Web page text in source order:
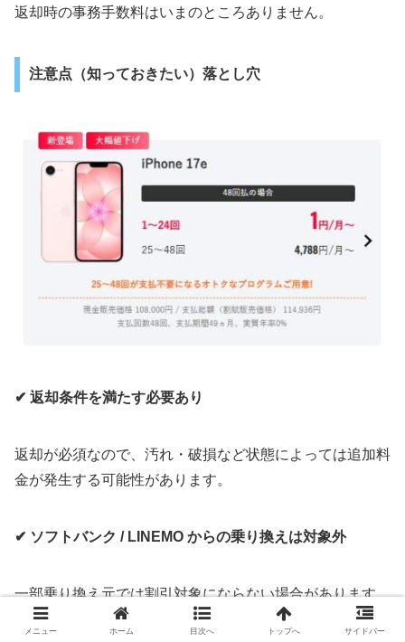
返却時の事務手数料はいまのところありません。
注意点（知っておきたい）落とし穴
✔ 返却条件を満たす必要あり
返却が必須なので、汚れ・破損など状態によっては追加料
金が発生する可能性があります。
✔ ソフトバンク / LINEMO からの乗り換えは対象外
一部乗り換え元では割引対象にならない場合があります。
メニュー ホーム 目次へ トップへ サイドバー